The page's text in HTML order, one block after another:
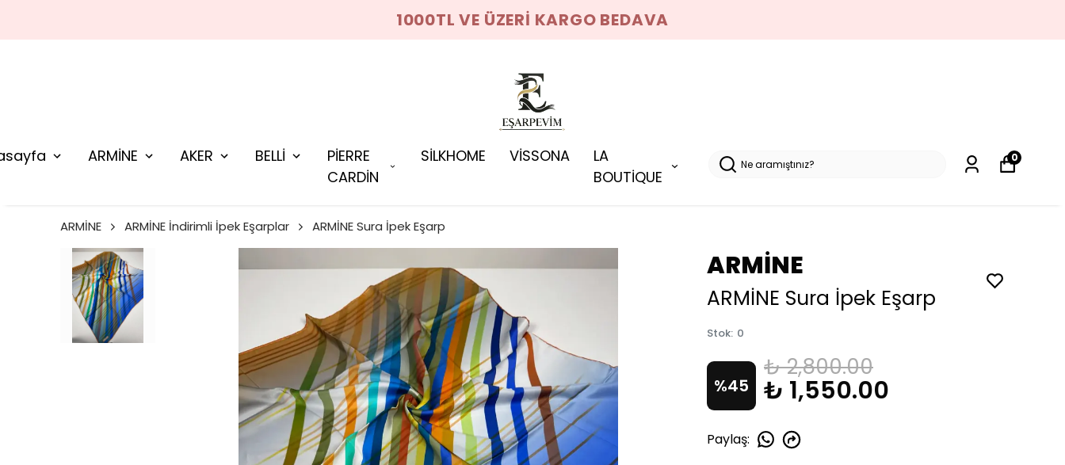
1000TL VE ÜZERİ KARGO BEDAVA
ARMİNE AKER BELLİ
PİERRE
CARDİN
SİLKHOME VİSSONA
LA
BOUTİQUE
0
ARMİNE ARMİNE İndirimli İpek Eşarplar ARMİNE Sura İpek Eşarp
ARMİNE
ARMİNE Sura İpek Eşarp
Stok: 0
%45
₺ 2,800.00
₺ 1,550.00
Paylaş: